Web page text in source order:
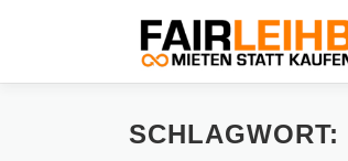
SCHLAGWORT: